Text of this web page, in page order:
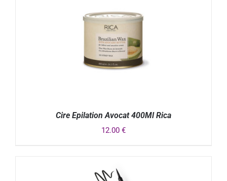
Cire Epilation Avocat 400Ml Rica
12.00 €